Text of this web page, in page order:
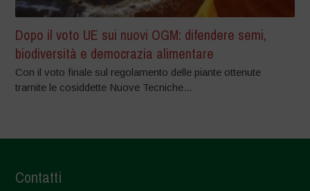
Dopo il voto UE sui nuovi OGM: difendere semi,
biodiversità e democrazia alimentare
Con il voto finale sul regolamento delle piante ottenute
tramite le cosiddette Nuove Tecniche...
Contatti